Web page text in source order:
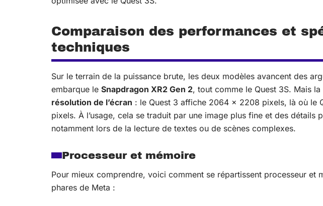
Comparaison des performances et
techniques
Sur le terrain de la puissance brute, les deux modèles avancent des
embarque le Snapdragon XR2 Gen 2, tout comme le Quest 3S. Mais
résolution de l’écran : le Quest 3 affiche 2064 x 2208 pixels, là où le
pixels. À l’usage, cela se traduit par une image plus fine et des détails
notamment lors de la lecture de textes ou de scènes complexes.
Processeur et mémoire
Pour mieux comprendre, voici comment se répartissent processeur et
phares de Meta :